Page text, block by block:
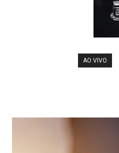
AO VIVO